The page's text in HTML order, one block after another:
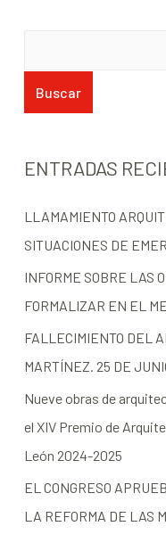
ENTRADAS
LLAMAMIENTO
SITUACIONES DE
INFORME SOBRE LAS
FORMALIZAR EN EL
FALLECIMIENTO DEL
MARTÍNEZ. 25 DE
Nueve obras de
el XIV Premio de
León 2024-2025
EL CONGRESO
LA REFORMA DE LAS